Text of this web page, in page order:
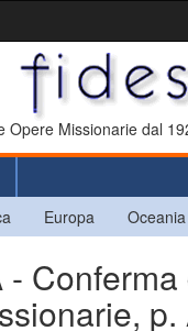
Opere Missionarie dal
Europa Oceania
-